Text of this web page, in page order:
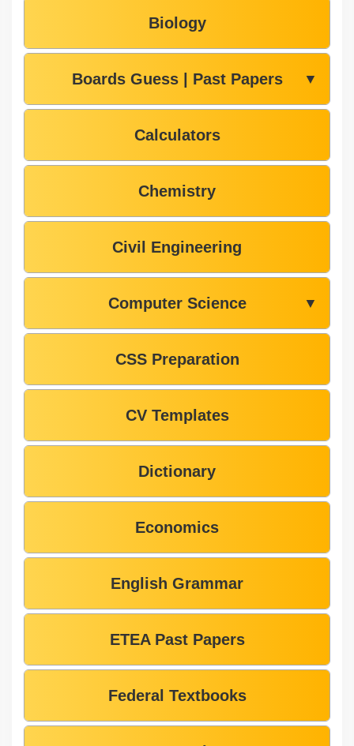
Biology
Boards Guess | Past Papers ▼
Calculators
Chemistry
Civil Engineering
Computer Science ▼
CSS Preparation
CV Templates
Dictionary
Economics
English Grammar
ETEA Past Papers
Federal Textbooks